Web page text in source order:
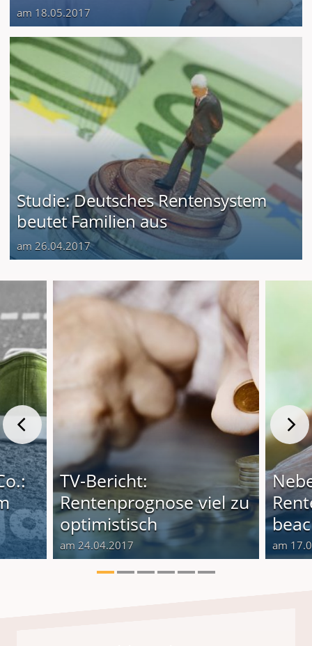
am 18.05.2017
Studie: Deutsches Rentensystem
beutet Familien aus
am 26.04.2017
TV-Bericht:
Rentenprognose viel zu
optimistisch
am 24.04.2017 am